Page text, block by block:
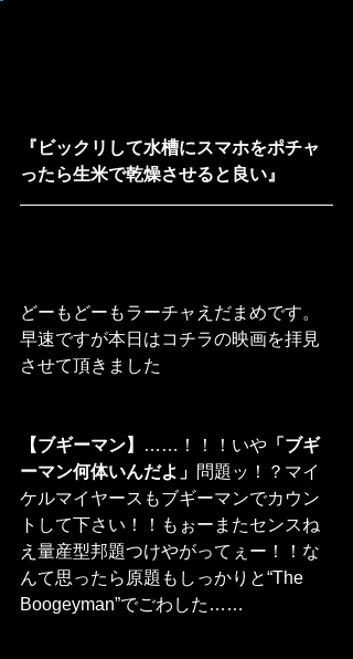
『ビックリして水槽にスマホをポチャ
ったら生米で乾燥させると良い』
どーもどーもラーチャえだまめです。
早速ですが本日はコチラの映画を拝見
させて頂きました
【ブギーマン】 ……！！！いや 「ブギ
ーマン何体いんだよ」 問題ッ！？マイ
ケルマイヤースもブギーマンでカウン
トして下さい！！もぉーまたセンスね
え量産型邦題つけやがってぇー！！な
んて思ったら原題もしっかりと“The
Boogeyman”でごわした……